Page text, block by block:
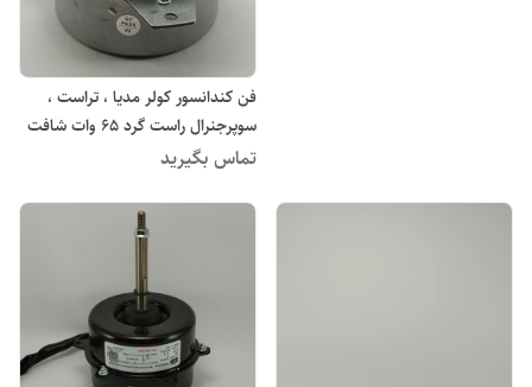
فن کندانسور کولر مدیا ، تراست ،
سوپرجنرال راست گرد 65 وات شافت
بلند
تماس بگیرید